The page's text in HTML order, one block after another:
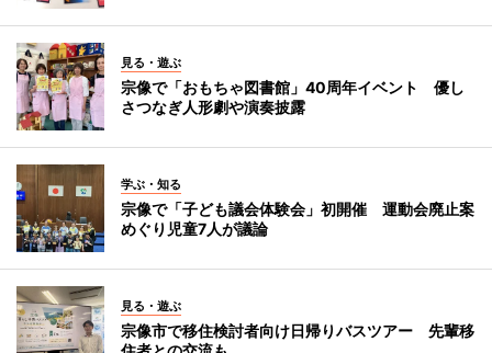
見る・遊ぶ
宗像で「おもちゃ図書館」40周年イベント 優し
さつなぎ人形劇や演奏披露
学ぶ・知る
宗像で「子ども議会体験会」初開催 運動会廃止案
めぐり児童7人が議論
見る・遊ぶ
宗像市で移住検討者向け日帰りバスツアー 先輩移